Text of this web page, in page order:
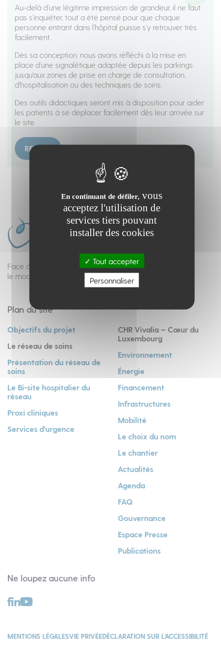
Au-delà d’une légitime impression de grandeur, il ne faut
pas s’inquiéter, tout a été pensé pour que chaque
personne entrant dans l’hôpital puisse s’y retrouver très
facilement.
Dès sa conception, nous avons réfléchi à la mise en
place d’une signalétique adaptée depuis les parkings
jusqu'aux zones de prise en charge de consultation,
d'hospitalisation ou des techniques de soins.
Des outils didactiques seront mis à disposition pour aider
les patients à se déplacer facilement dès leur arrivée sur
le site.
RETOUR
Face à l’évolution des soins et de la médecine,
le modèle hospitalier doit se réinventer...
Plan du site
Objectifs du projet
Le réseau de soins
Présentation du réseau de
soins
Le Bi-site hospitalier du
réseau
Proxi cliniques
Services d'urgence
CHR Vivalia – Cœur du
Luxembourg
Environnement
Énergie
Financement
Infrastructures
Mobilité
Le choix du nom
Le chantier
Actualités
Agenda
FAQ
Gouvernance
Espace Presse
Publications
Ne loupez aucune info
MENTIONS LÉGALESVIE PRIVÉEDÉCLARATION SUR L’ACCESSIBILITÉ
En continuant de défiler, vous
acceptez l'utilisation de
services tiers pouvant
installer des cookies
Tout accepter
Personnaliser